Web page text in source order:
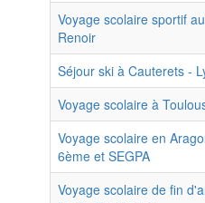
Voyage scolaire sportif
Renoir
Séjour ski à Cauterets -
Voyage scolaire à
Voyage scolaire en
6ème et SEGPA
Voyage scolaire de fin